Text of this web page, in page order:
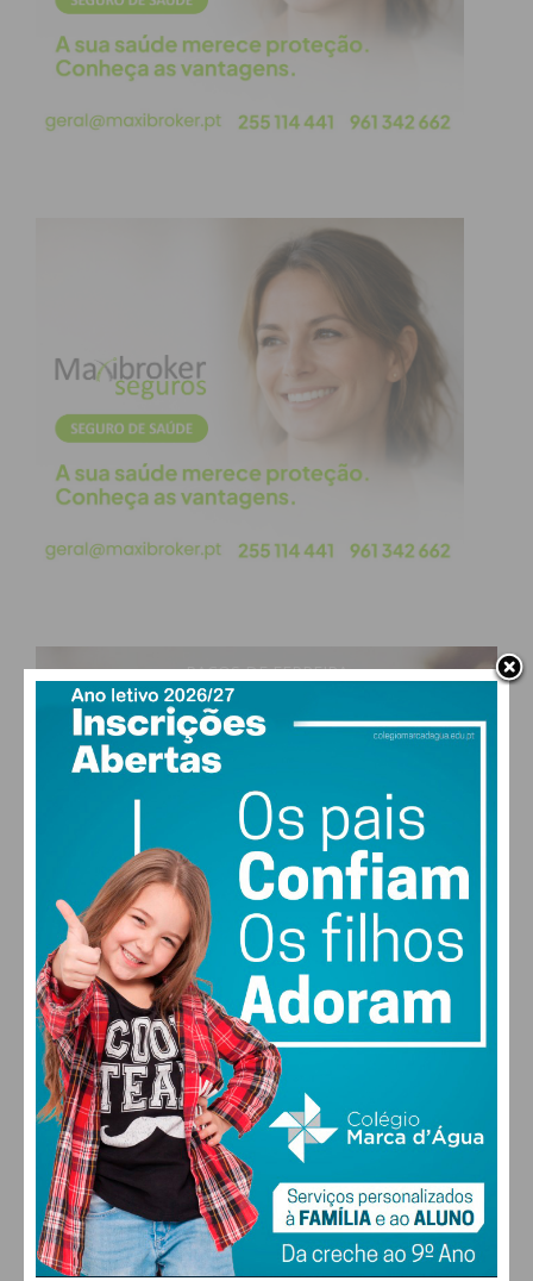
PAÇOS DE FERREIRA
29°
clear sky
47% humidade
MAX 29 • MIN 28
29°
QUI
30
SEX
29
SÁB
27
DOM
FARMACIAS DE SERVIÇO EM PAÇOS DE
FERREIRA